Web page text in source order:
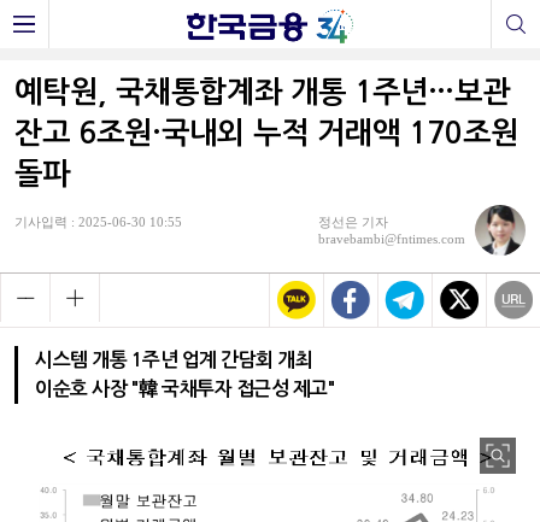
예탁원, 국채통합계좌 개통 1주년…보관
잔고 6조원·국내외 누적 거래액 170조원
돌파
기사입력 : 2025-06-30 10:55
정선은 기자
bravebambi@fntimes.com
시스템 개통 1주년 업계 간담회 개최
이순호 사장 "韓 국채투자 접근성 제고"